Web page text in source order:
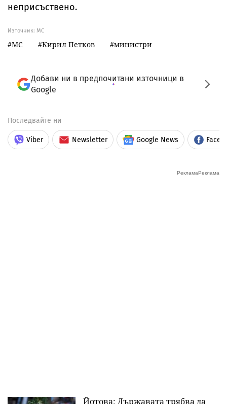
неприсъствено.
Източник: МС
МС Кирил Петков министри
Добави ни в предпочитани източници в
Google
Последвайте ни
Viber Newsletter Google News
Йотова: Държавата трябва да